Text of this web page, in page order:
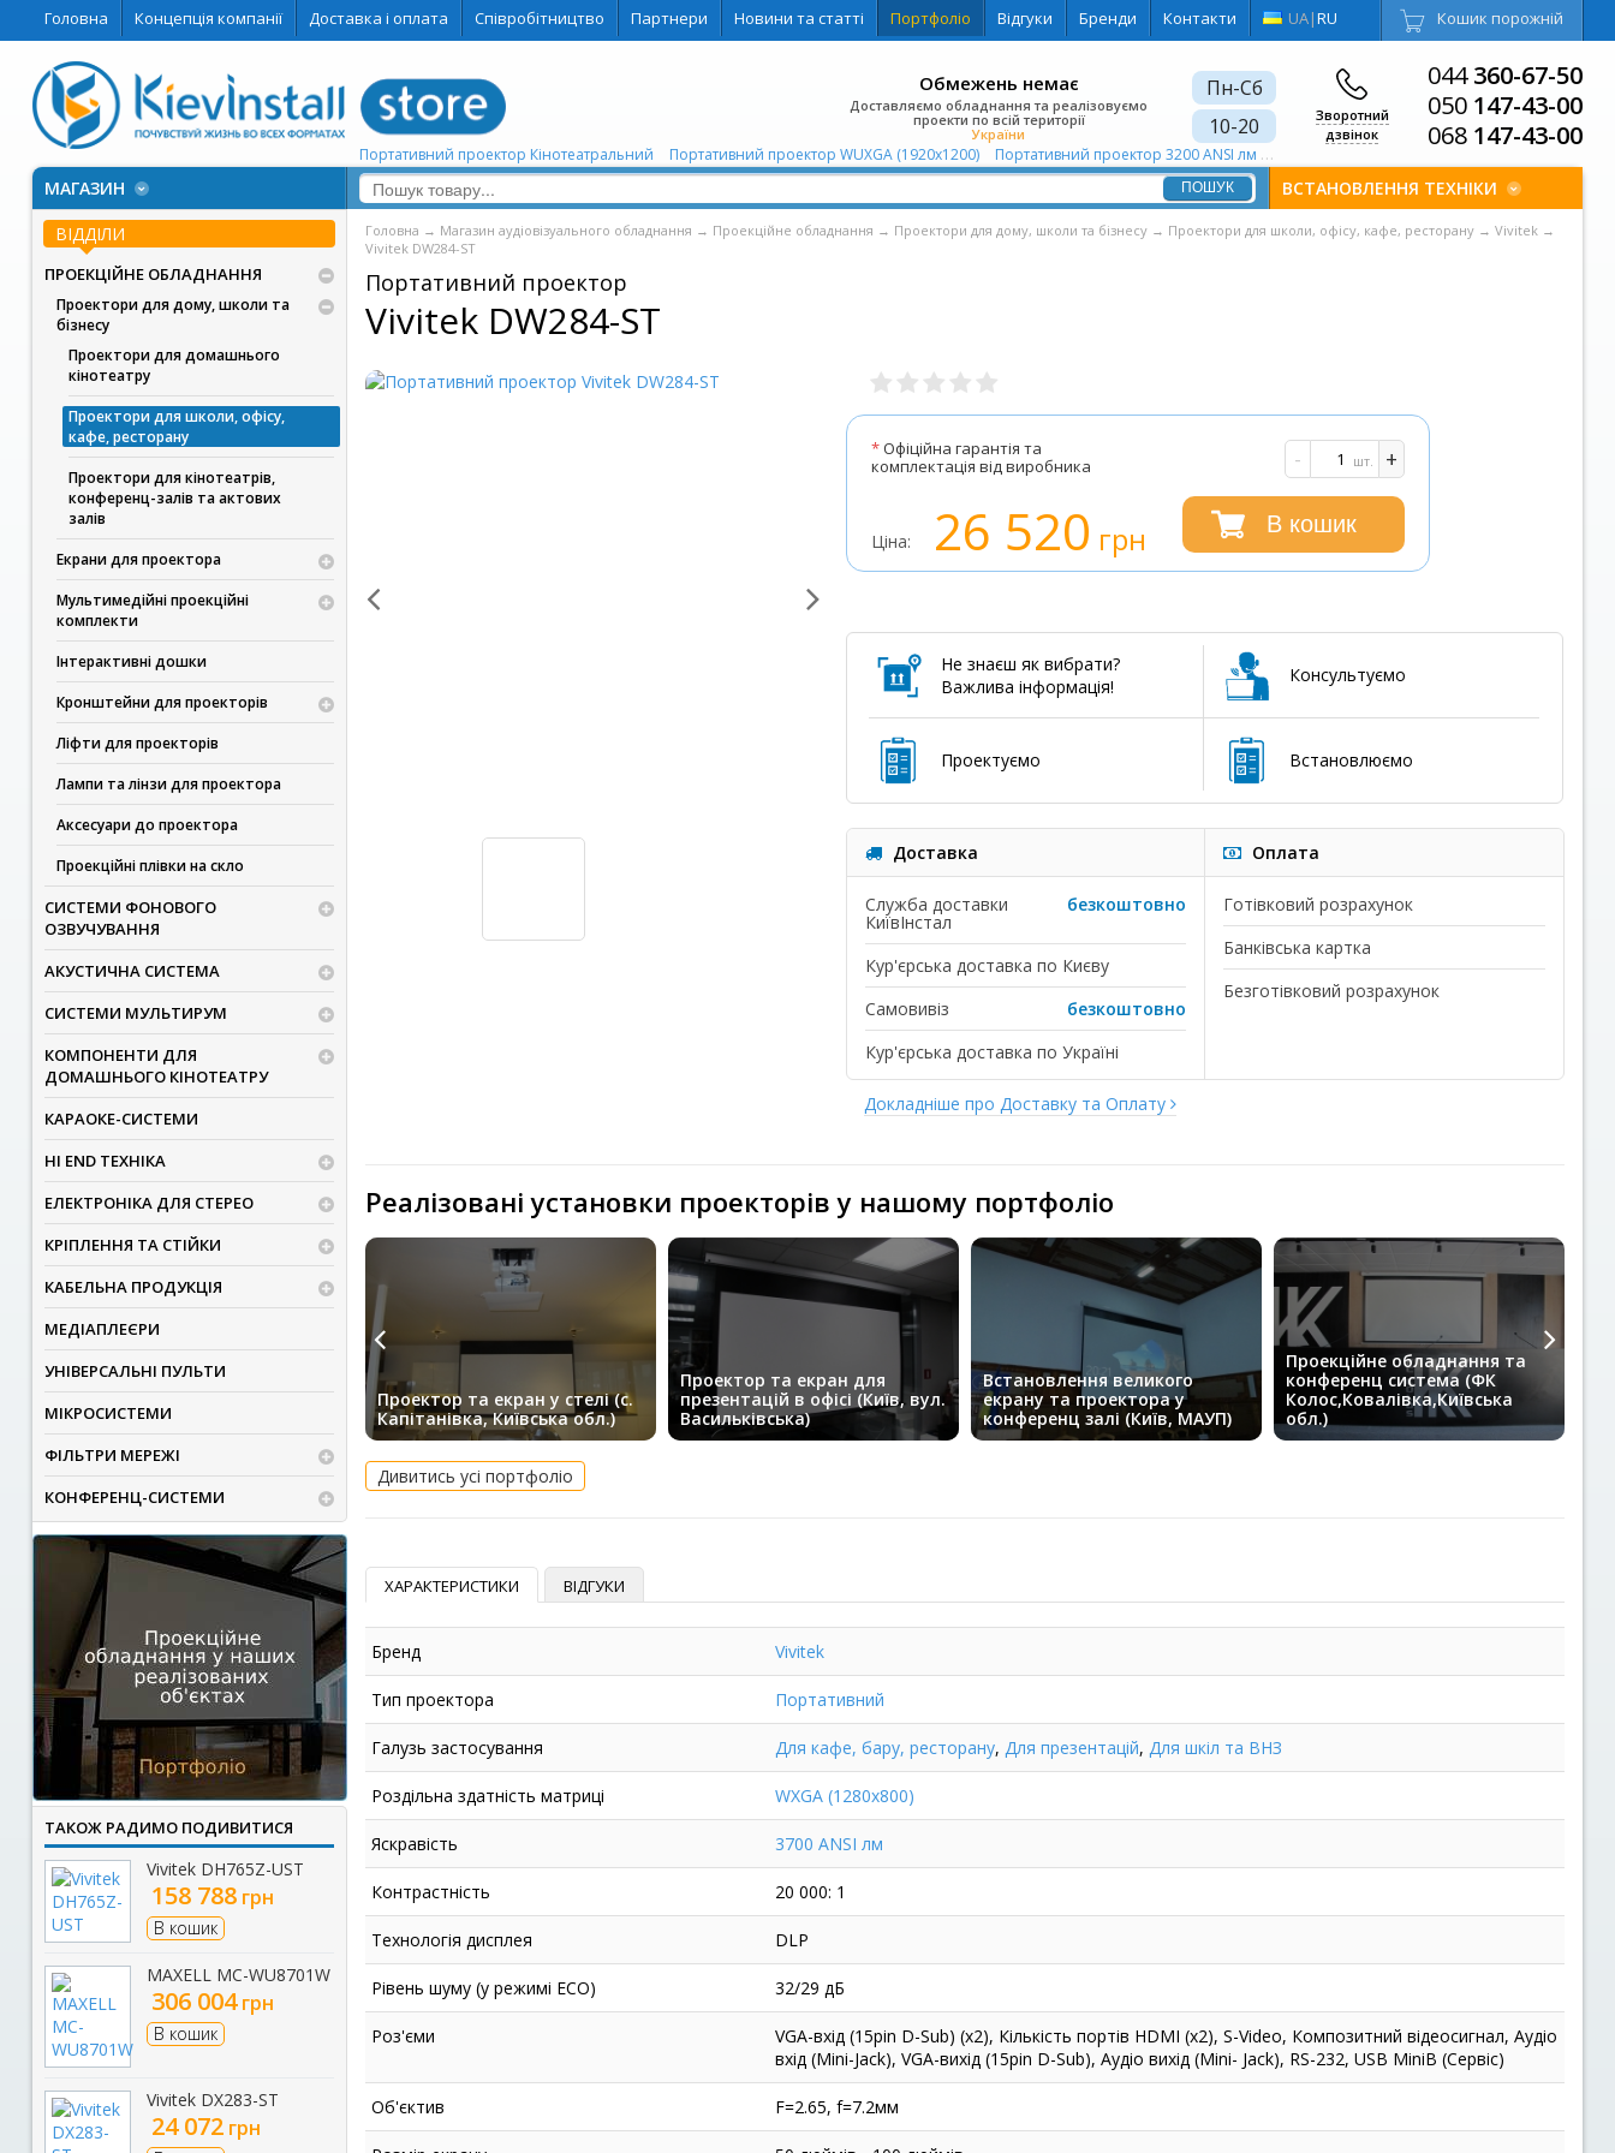
Головна Концепція компанії Доставка і оплата Співробітництво Партнери Новини та статті Портфоліо Відгуки Бренди Контакти UA|RU Кошик порожній
044360-67-50
050 147-43-00
068 147-43-00
Зворотний
дзвінок
Пн-Сб
10-20
Обмежень немає
Доставляємо обладнання та реалізовуємо
проекти по всій території
України
МАГАЗИН
Портативний проектор Кінотеатральний Портативний проектор WUXGA (1920x1200) Портативний проектор 3200 ANSI лм Портативний проектор Для шкіл та ВНЗ
ВСТАНОВЛЕННЯ ТЕХНІКИ
ВІДДІЛИ
ПРОЕКЦІЙНЕ ОБЛАДНАННЯ
Проектори для дому, школи та
бізнесу
Проектори для домашнього
кінотеатру
Проектори для школи, офісу,
кафе, ресторану
Проектори для кінотеатрів,
конференц-залів та актових
залів
Екрани для проектора
Мультимедійні проекційні
комплекти
Інтерактивні дошки
Кронштейни для проекторів
Ліфти для проекторів
Лампи та лінзи для проектора
Аксесуари до проектора
Проекційні плівки на скло
СИСТЕМИ ФОНОВОГО
ОЗВУЧУВАННЯ
АКУСТИЧНА СИСТЕМА
СИСТЕМИ МУЛЬТИРУМ
КОМПОНЕНТИ ДЛЯ
ДОМАШНЬОГО КІНОТЕАТРУ
КАРАОКЕ-СИСТЕМИ
HI END ТЕХНІКА
ЕЛЕКТРОНІКА ДЛЯ СТЕРЕО
КРІПЛЕННЯ ТА СТІЙКИ
КАБЕЛЬНА ПРОДУКЦІЯ
МЕДІАПЛЕЄРИ
УНІВЕРСАЛЬНІ ПУЛЬТИ
МІКРОСИСТЕМИ
ФІЛЬТРИ МЕРЕЖІ
КОНФЕРЕНЦ-СИСТЕМИ
ТАКОЖ РАДИМО ПОДИВИТИСЯ
Vivitek DH765Z-UST
158 788грн
В кошик
MAXELL MC-WU8701W
306 004грн
В кошик
Vivitek DX283-ST
24 072грн
Головна → Магазин аудіовізуального обладнання → Проекційне обладнання → Проектори для дому, школи та бізнесу → Проектори для школи, офісу, кафе, ресторану → Vivitek →
Vivitek DW284-ST
Портативний проектор
Vivitek DW284-ST
*Офіційна гарантія та
комплектація від виробника
- +
шт.
Ціна: 26 520 грн В кошик
Не знаєш як вибрати?
Важлива інформація!
Консультуємо
Проектуємо Встановлюємо
Доставка
Служба доставки
КиївІнстал
безкоштовно
Кур'єрська доставка по Києву
Самовивіз
безкоштовно
Кур'єрська доставка по Україні
Оплата
Готівковий розрахунок
Банківська картка
Безготівковий розрахунок
Докладніше про Доставку та Оплату
Реалізовані установки проекторів у нашому портфоліо
Проектор та екран у стелі (с.
Капітанівка, Київська обл.)
Проектор та екран для
презентацій в офісі (Київ, вул.
Васильківська)
Встановлення великого
екрану та проектора у
конференц залі (Київ, МАУП)
Проекційне обладнання та
конференц система (ФК
Колос,Ковалівка,Київська
обл.)
Дивитись усі портфоліо
ХАРАКТЕРИСТИКИ ВІДГУКИ
Бренд Vivitek
Тип проектора Портативний
Галузь застосування Для кафе, бару, ресторану, Для презентацій, Для шкіл та ВНЗ
Роздільна здатність матриці WXGA (1280х800)
Яскравість 3700 ANSI лм
Контрастність 20 000: 1
Технологія дисплея DLP
Рівень шуму (у режимі ECO) 32/29 дБ
Роз'єми
VGA-вхід (15pin D-Sub) (x2), Кількість портів HDMI (x2), S-Video, Композитний відеосигнал, Аудіо
вхід (Mini-Jack), VGA-вихід (15pin D-Sub), Аудіо вихід (Mini- Jack), RS-232, USB MiniB (Сервіс)
Об'єктив F=2.65, f=7.2мм